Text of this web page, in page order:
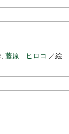
藤原 ヒロコ ／絵